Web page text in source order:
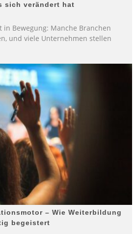
sich verändert hat
Bewegung: Manche Branchen
und viele Unternehmen stellen
– Wie Weiterbildung
begeistert